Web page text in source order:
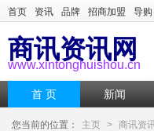
首页 资讯 品牌 招商加盟 导购
商讯资讯网
www.xintonghuishou.cn
首 页 新闻
您当前的位置： 主页 > 商讯资